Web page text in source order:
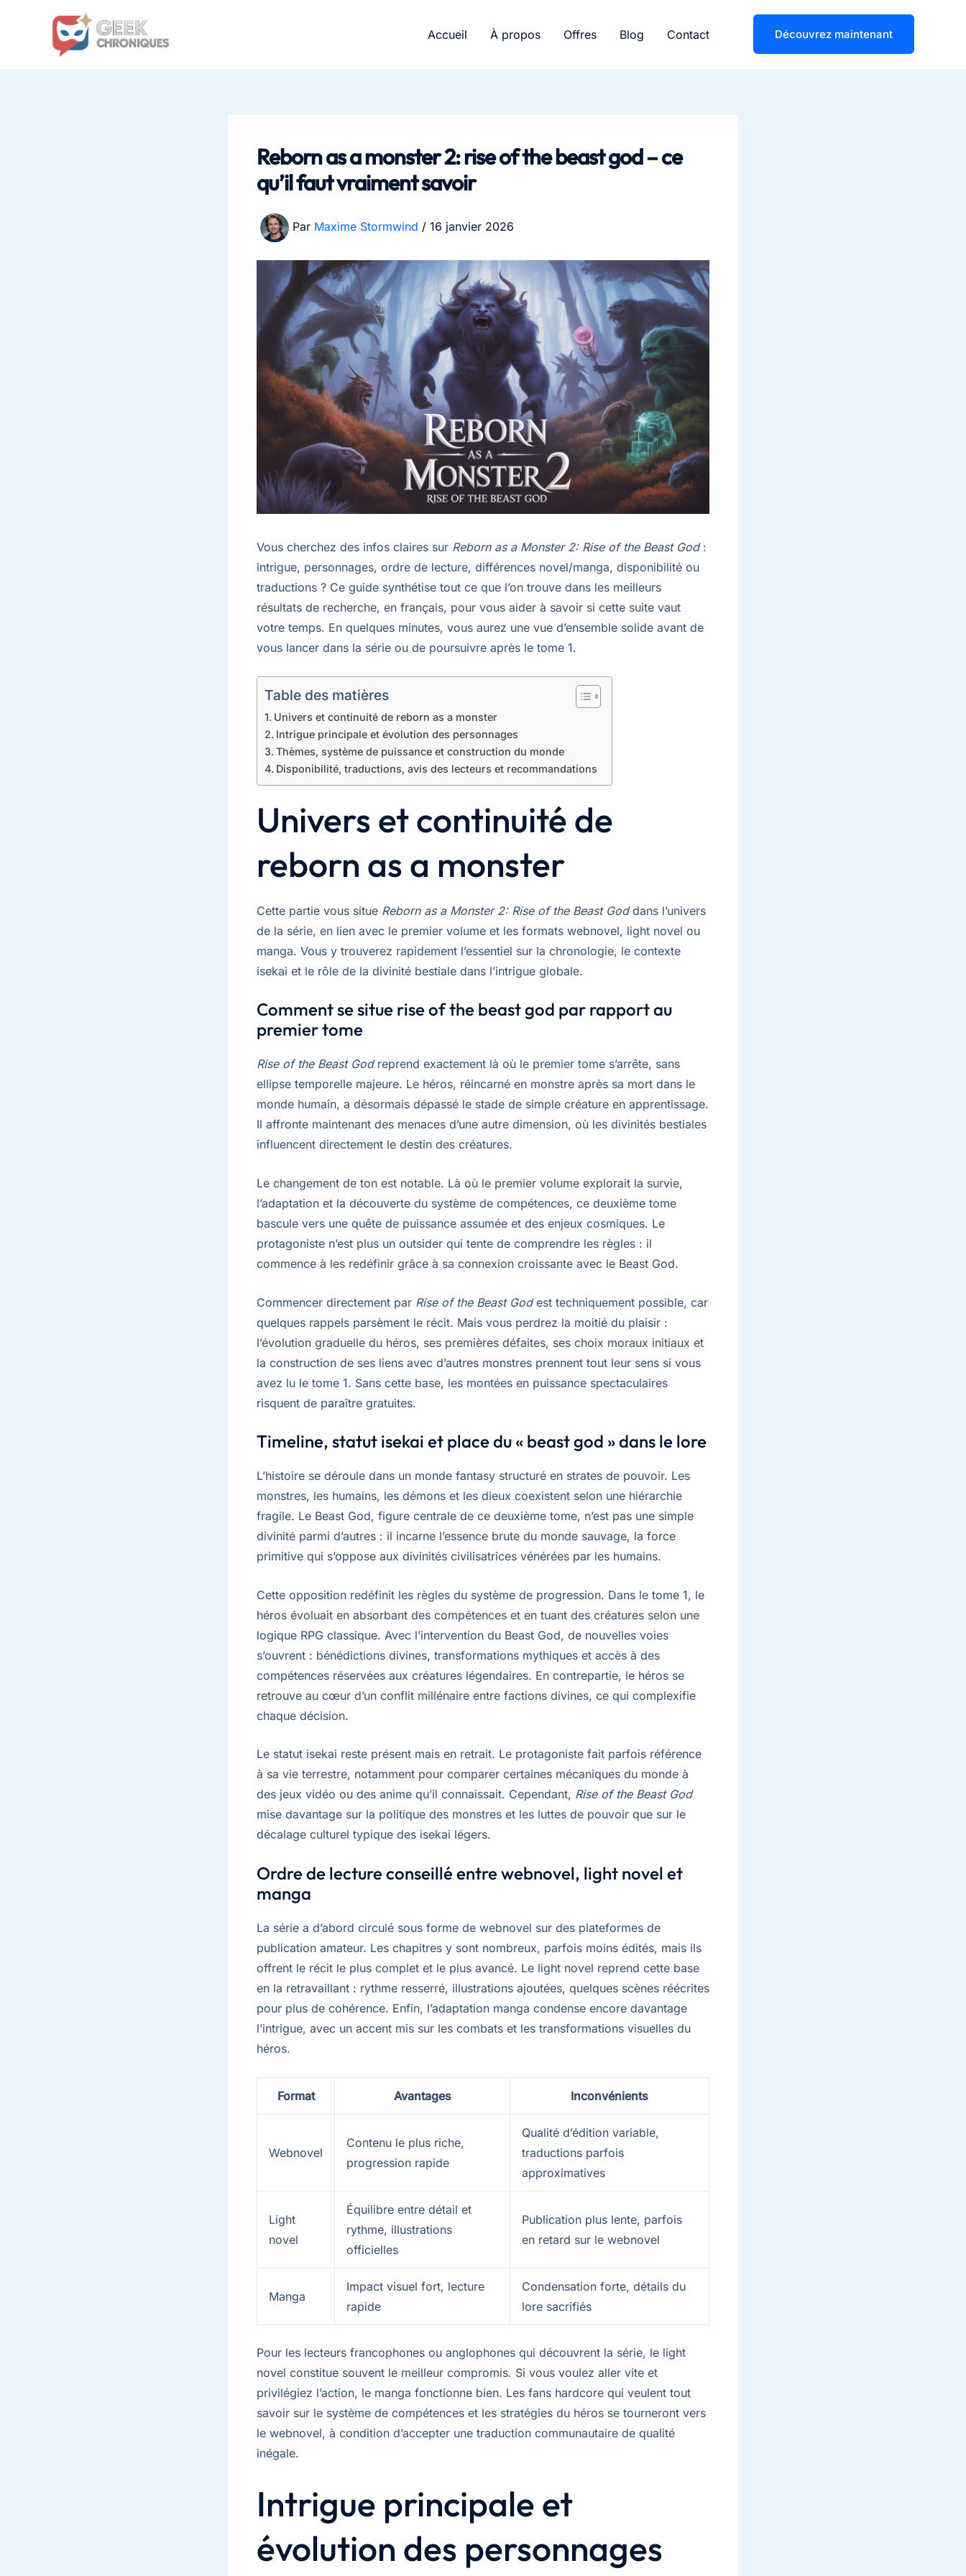
Accueil À propos Offres Blog Contact Découvrez maintenant
Reborn as a monster 2: rise of the beast god – ce
qu’il faut vraiment savoir
Par Maxime Stormwind / 16 janvier 2026
Vous cherchez des infos claires sur Reborn as a Monster 2: Rise of the Beast God:
intrigue, personnages, ordre de lecture, différences novel/manga, disponibilité ou
traductions ? Ce guide synthétise tout ce que l’on trouve dans les meilleurs
résultats de recherche, en français, pour vous aider à savoir si cette suite vaut
votre temps. En quelques minutes, vous aurez une vue d’ensemble solide avant de
vous lancer dans la série ou de poursuivre après le tome 1.
Table des matières
Univers et continuité de reborn as a monster
Intrigue principale et évolution des personnages
Thèmes, système de puissance et construction du monde
Disponibilité, traductions, avis des lecteurs et recommandations
Univers et continuité de
reborn as a monster
Cette partie vous situe Reborn as a Monster 2: Rise of the Beast Goddans l’univers
de la série, en lien avec le premier volume et les formats webnovel, light novel ou
manga. Vous y trouverez rapidement l’essentiel sur la chronologie, le contexte
isekai et le rôle de la divinité bestiale dans l’intrigue globale.
Comment se situe rise of the beast god par rapport au
premier tome
Rise of the Beast Godreprend exactement là où le premier tome s’arrête, sans
ellipse temporelle majeure. Le héros, réincarné en monstre après sa mort dans le
monde humain, a désormais dépassé le stade de simple créature en apprentissage.
Il affronte maintenant des menaces d’une autre dimension, où les divinités bestiales
influencent directement le destin des créatures.
Le changement de ton est notable. Là où le premier volume explorait la survie,
l’adaptation et la découverte du système de compétences, ce deuxième tome
bascule vers une quête de puissance assumée et des enjeux cosmiques. Le
protagoniste n’est plus un outsider qui tente de comprendre les règles : il
commence à les redéfinir grâce à sa connexion croissante avec le Beast God.
Commencer directement par Rise of the Beast Godest techniquement possible, car
quelques rappels parsèment le récit. Mais vous perdrez la moitié du plaisir :
l’évolution graduelle du héros, ses premières défaites, ses choix moraux initiaux et
la construction de ses liens avec d’autres monstres prennent tout leur sens si vous
avez lu le tome 1. Sans cette base, les montées en puissance spectaculaires
risquent de paraître gratuites.
Timeline, statut isekai et place du « beast god » dans le lore
L’histoire se déroule dans un monde fantasy structuré en strates de pouvoir. Les
monstres, les humains, les démons et les dieux coexistent selon une hiérarchie
fragile. Le Beast God, figure centrale de ce deuxième tome, n’est pas une simple
divinité parmi d’autres : il incarne l’essence brute du monde sauvage, la force
primitive qui s’oppose aux divinités civilisatrices vénérées par les humains.
Cette opposition redéfinit les règles du système de progression. Dans le tome 1, le
héros évoluait en absorbant des compétences et en tuant des créatures selon une
logique RPG classique. Avec l’intervention du Beast God, de nouvelles voies
s’ouvrent : bénédictions divines, transformations mythiques et accès à des
compétences réservées aux créatures légendaires. En contrepartie, le héros se
retrouve au cœur d’un conflit millénaire entre factions divines, ce qui complexifie
chaque décision.
Le statut isekai reste présent mais en retrait. Le protagoniste fait parfois référence
à sa vie terrestre, notamment pour comparer certaines mécaniques du monde à
des jeux vidéo ou des anime qu’il connaissait. Cependant, Rise of the Beast God
mise davantage sur la politique des monstres et les luttes de pouvoir que sur le
décalage culturel typique des isekai légers.
Ordre de lecture conseillé entre webnovel, light novel et
manga
La série a d’abord circulé sous forme de webnovel sur des plateformes de
publication amateur. Les chapitres y sont nombreux, parfois moins édités, mais ils
offrent le récit le plus complet et le plus avancé. Le light novel reprend cette base
en la retravaillant : rythme resserré, illustrations ajoutées, quelques scènes réécrites
pour plus de cohérence. Enfin, l’adaptation manga condense encore davantage
l’intrigue, avec un accent mis sur les combats et les transformations visuelles du
héros.
Format Avantages Inconvénients
Webnovel
Contenu le plus riche,
progression rapide
Qualité d’édition variable,
traductions parfois
approximatives
Light
novel
Équilibre entre détail et
rythme, illustrations
officielles
Publication plus lente, parfois
en retard sur le webnovel
Manga
Impact visuel fort, lecture
rapide
Condensation forte, détails du
lore sacrifiés
Pour les lecteurs francophones ou anglophones qui découvrent la série, le light
novel constitue souvent le meilleur compromis. Si vous voulez aller vite et
privilégiez l’action, le manga fonctionne bien. Les fans hardcore qui veulent tout
savoir sur le système de compétences et les stratégies du héros se tourneront vers
le webnovel, à condition d’accepter une traduction communautaire de qualité
inégale.
Intrigue principale et
évolution des personnages